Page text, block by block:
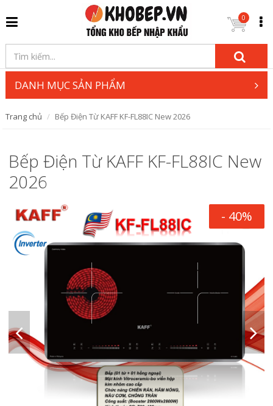
0
DANH MỤC SẢN PHẨM
Trang chủ Bếp Điện Từ KAFF KF-FL88IC New 2026
Bếp Điện Từ KAFF KF-FL88IC New
2026
- 40%